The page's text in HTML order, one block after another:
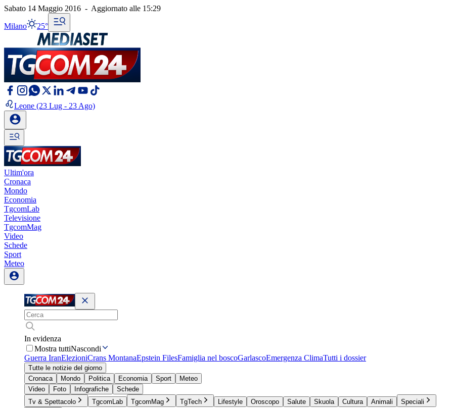
Sabato 14 Maggio 2016 - Aggiornato alle 15:29
Milano 25°
Leone (23 Lug - 23 Ago)
Ultim'ora
Cronaca
Mondo
Economia
TgcomLab
Televisione
TgcomMag
Video
Schede
Sport
Meteo
In evidenza
Mostra tuttiNascondi
Guerra IranElezioniCrans MontanaEpstein FilesFamiglia nel boscoGarlascoEmergenza ClimaTutti i dossier
Tutte le notizie del giorno
Cronaca
Mondo Politica Economia Sport
Meteo
Video
Foto Infografiche
Schede
Tv & Spettacolo
TgcomLab TgcomMag TgTech Lifestyle Oroscopo Salute Skuola Cultura Animali
Speciali